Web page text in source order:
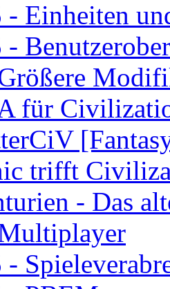
Einheiten
für
trifft
- Das